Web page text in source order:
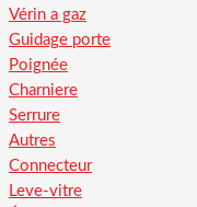
Vérin a gaz
Guidage porte
Poignée
Charniere
Serrure
Autres
Connecteur
Leve-vitre